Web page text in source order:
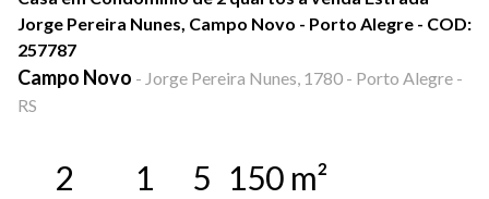
Jorge Pereira Nunes, Campo Novo - Porto Alegre - COD:
257787
Campo Novo - Jorge Pereira Nunes, 1780 - Porto Alegre -
RS
2 1 5 150 m²